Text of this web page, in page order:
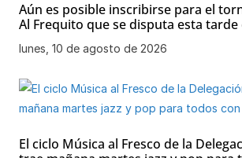
Aún es posible inscribirse para el
Al Frequito que se disputa esta tarde
lunes, 10 de agosto de 2026
El ciclo Música al Fresco de la